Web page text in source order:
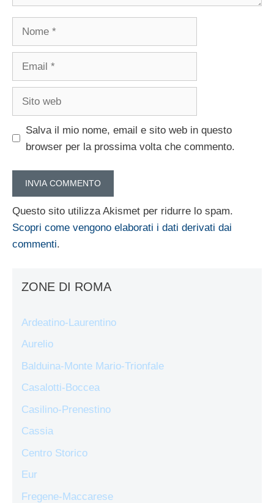
Nome
Email
Sito
Salva il mio nome, email e sito web in questo
browser per la prossima volta che commento.
Questo sito utilizza Akismet per ridurre lo spam.
Scopri come vengono elaborati i dati derivati dai
commenti.
ZONE DI ROMA
Ardeatino-Laurentino
Aurelio
Balduina-Monte Mario-Trionfale
Casalotti-Boccea
Casilino-Prenestino
Cassia
Centro Storico
Eur
Fregene-Maccarese